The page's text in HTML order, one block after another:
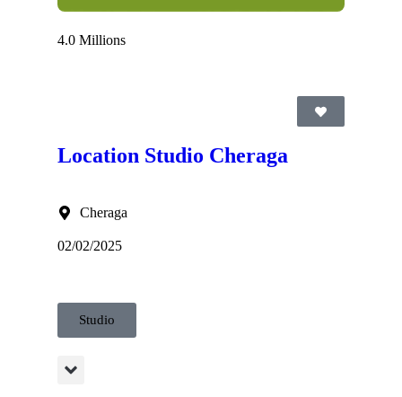
4.0 Millions
Location Studio Cheraga
Cheraga
02/02/2025
Studio